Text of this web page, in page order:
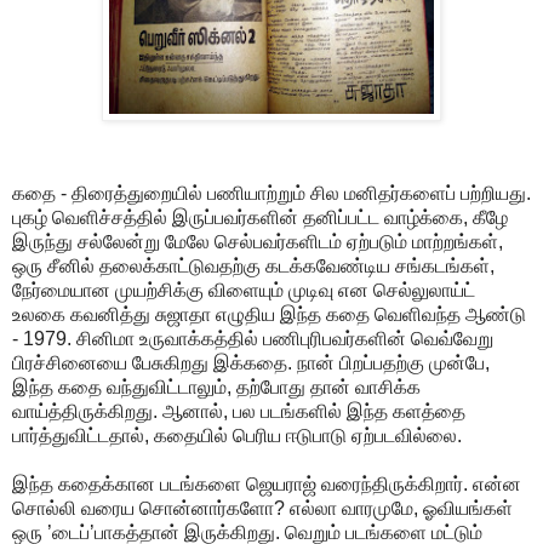
கதை - திரைத்துறையில் பணியாற்றும் சில மனிதர்களைப் பற்றியது.
புகழ் வெளிச்சத்தில் இருப்பவர்களின் தனிப்பட்ட வாழ்க்கை, கீழே
இருந்து சல்லேன்று மேலே செல்பவர்களிடம் ஏற்படும் மாற்றங்கள்,
ஒரு சீனில் தலைக்காட்டுவதற்கு கடக்கவேண்டிய சங்கடங்கள்,
நேர்மையான முயற்சிக்கு விளையும் முடிவு என செல்லுலாய்ட்
உலகை கவனித்து சுஜாதா எழுதிய இந்த கதை வெளிவந்த ஆண்டு
- 1979. சினிமா உருவாக்கத்தில் பணிபுரிபவர்களின் வெவ்வேறு
பிரச்சினையை பேசுகிறது இக்கதை. நான் பிறப்பதற்கு முன்பே,
இந்த கதை வந்துவிட்டாலும், தற்போது தான் வாசிக்க
வாய்த்திருக்கிறது. ஆனால், பல படங்களில் இந்த களத்தை
பார்த்துவிட்டதால், கதையில் பெரிய ஈடுபாடு ஏற்படவில்லை.
இந்த கதைக்கான படங்களை ஜெயராஜ் வரைந்திருக்கிறார். என்ன
சொல்லி வரைய சொன்னார்களோ? எல்லா வாரமுமே, ஓவியங்கள்
ஒரு ’டைப்’பாகத்தான் இருக்கிறது. வெறும் படங்களை மட்டும்